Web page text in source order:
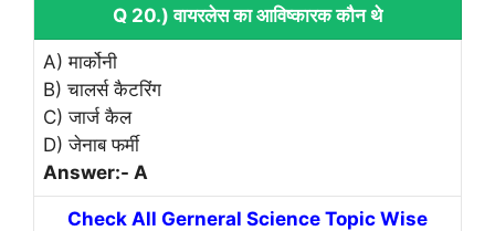
Q 20.) वायरलेस का आविष्कारक कौन थे
A) मार्कोनी
B) चालर्स कैटरिंग
C) जार्ज कैल
D) जेनाब फर्मी
Answer:- A
Check All Gerneral Science Topic Wise